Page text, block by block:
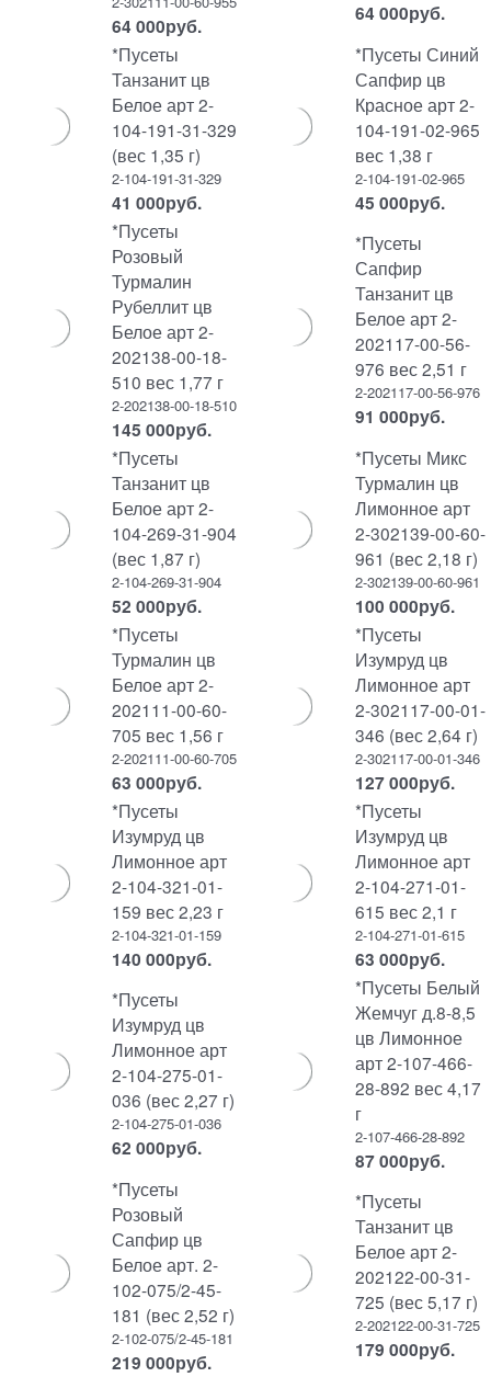
64 000руб.
64 000руб.
*Пусеты
Танзанит цв
Белое арт 2-
104-191-31-329
(вес 1,35 г)
2-104-191-31-329
41 000руб.
*Пусеты Синий
Сапфир цв
Красное арт 2-
104-191-02-965
вес 1,38 г
2-104-191-02-965
45 000руб.
*Пусеты
Розовый
Турмалин
Рубеллит цв
Белое арт 2-
202138-00-18-
510 вес 1,77 г
2-202138-00-18-510
145 000руб.
*Пусеты
Сапфир
Танзанит цв
Белое арт 2-
202117-00-56-
976 вес 2,51 г
2-202117-00-56-976
91 000руб.
*Пусеты
Танзанит цв
Белое арт 2-
104-269-31-904
(вес 1,87 г)
2-104-269-31-904
52 000руб.
*Пусеты Микс
Турмалин цв
Лимонное арт
2-302139-00-60-
961 (вес 2,18 г)
2-302139-00-60-961
100 000руб.
*Пусеты
Турмалин цв
Белое арт 2-
202111-00-60-
705 вес 1,56 г
2-202111-00-60-705
63 000руб.
*Пусеты
Изумруд цв
Лимонное арт
2-302117-00-01-
346 (вес 2,64 г)
2-302117-00-01-346
127 000руб.
*Пусеты
Изумруд цв
Лимонное арт
2-104-321-01-
159 вес 2,23 г
2-104-321-01-159
140 000руб.
*Пусеты
Изумруд цв
Лимонное арт
2-104-271-01-
615 вес 2,1 г
2-104-271-01-615
63 000руб.
*Пусеты
Изумруд цв
Лимонное арт
2-104-275-01-
036 (вес 2,27 г)
2-104-275-01-036
62 000руб.
*Пусеты Белый
Жемчуг д.8-8,5
цв Лимонное
арт 2-107-466-
28-892 вес 4,17
г
2-107-466-28-892
87 000руб.
*Пусеты
Розовый
Сапфир цв
Белое арт. 2-
102-075/2-45-
181 (вес 2,52 г)
2-102-075/2-45-181
219 000руб.
*Пусеты
Танзанит цв
Белое арт 2-
202122-00-31-
725 (вес 5,17 г)
2-202122-00-31-725
179 000руб.